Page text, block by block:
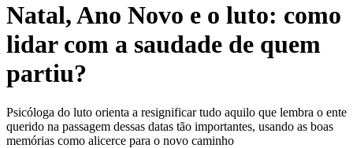
conteúdo
Natal, Ano Novo e o luto: como
lidar com a saudade de quem
partiu?
Psicóloga do luto orienta a resignificar tudo aquilo que lembra o ente
querido na passagem dessas datas tão importantes, usando as boas
memórias como alicerce para o novo caminho